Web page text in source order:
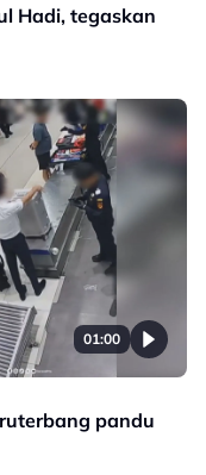
Hadi, tegaskan
01:00
pandu